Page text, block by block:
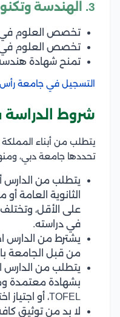
3. الهندسة وتكنولوجيا المعلومات
تخصص العلوم في
تخصص العلوم في
تمنح شهادة هندسة
التسجيل في جامعة
شروط
يتطلب من أبناء المملكة
تحددها جامعة دبي،
يتطلب من الدارس
على الأقل،
في دراسته.
يشترط من الدارس
من قبل الجامعة
يتطلب من الدارس
بشهادة معتمدة
TOFEL، أو اجتياز اختبار (IELTS).
لا بد من توثيق